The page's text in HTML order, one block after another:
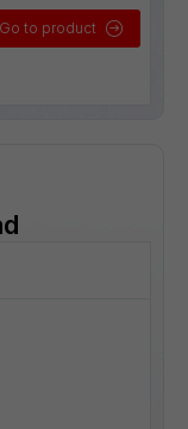
Go to product